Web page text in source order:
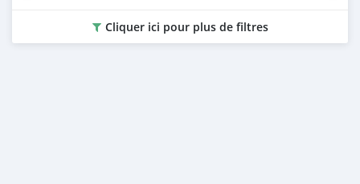
Cliquer ici pour plus de filtres